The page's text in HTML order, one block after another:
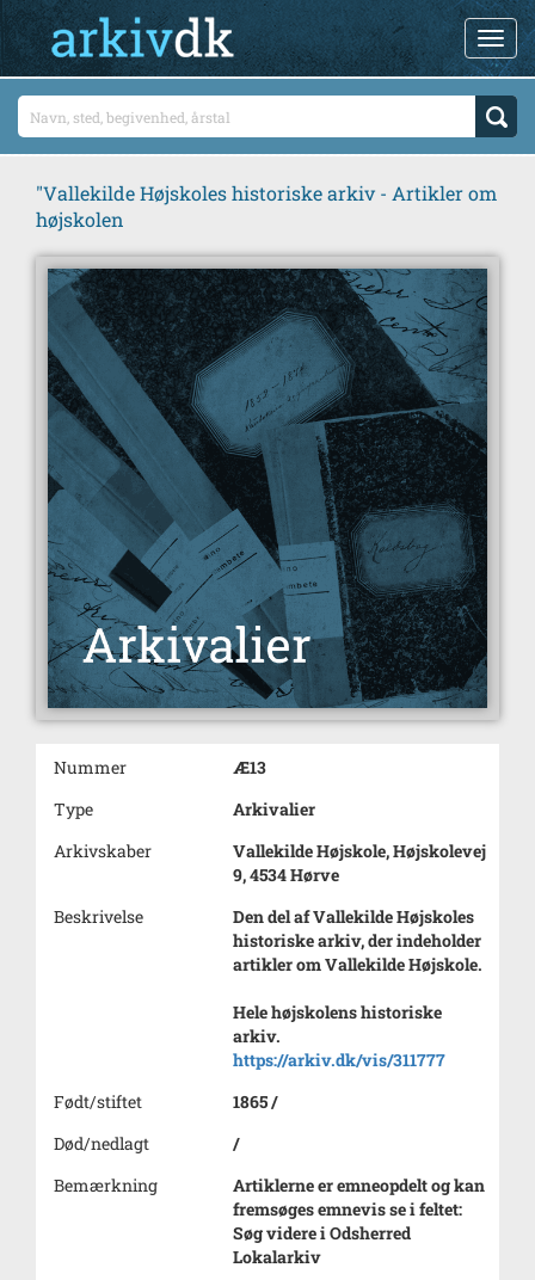
"Vallekilde Højskoles historiske arkiv - Artikler om
højskolen
Nummer
Æ13
Type
Arkivalier
Arkivskaber
Vallekilde Højskole, Højskolevej
9, 4534 Hørve
Beskrivelse
Den del af Vallekilde Højskoles
historiske arkiv, der indeholder
artikler om Vallekilde Højskole.
Hele højskolens historiske
arkiv.
https://arkiv.dk/vis/311777
Født/stiftet
1865 /
Død/nedlagt
/
Bemærkning
Artiklerne er emneopdelt og kan
fremsøges emnevis se i feltet:
Søg videre i Odsherred
Lokalarkiv